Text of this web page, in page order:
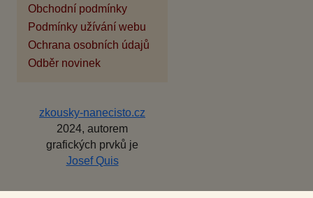
Obchodní podmínky
Podmínky užívání webu
Ochrana osobních údajů
Odběr novinek
zkousky-nanecisto.cz
2024, autorem
grafických prvků je
Josef Quis